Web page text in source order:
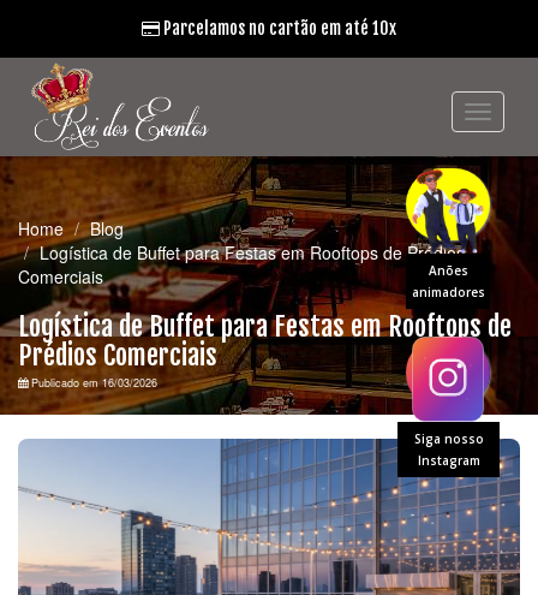
Anões
animadores
Siga nosso
Instagram
Parcelamos no cartão em até 10x
Home
Blog
Logística de Buffet para Festas em Rooftops de Prédios
Comerciais
Logística de Buffet para Festas em Rooftops de
Prédios Comerciais
Publicado em 16/03/2026